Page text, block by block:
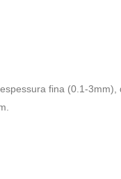
fina (0.1-